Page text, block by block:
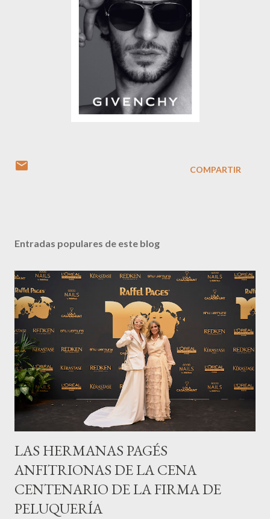
COMPARTIR
Entradas populares de este blog
LAS HERMANAS PAGÉS
ANFITRIONAS DE LA CENA
CENTENARIO DE LA FIRMA DE
PELUQUERÍA